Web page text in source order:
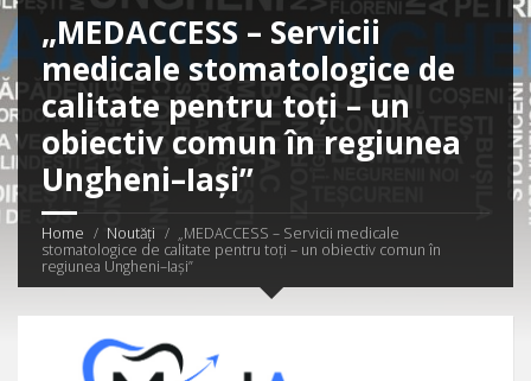
„MEDACCESS – Servicii
medicale stomatologice de
calitate pentru toți – un
obiectiv comun în regiunea
Ungheni–Iași”
Home Noutăți
„MEDACCESS – Servicii medicale
stomatologice de calitate pentru toți – un obiectiv comun în
regiunea Ungheni–Iași”